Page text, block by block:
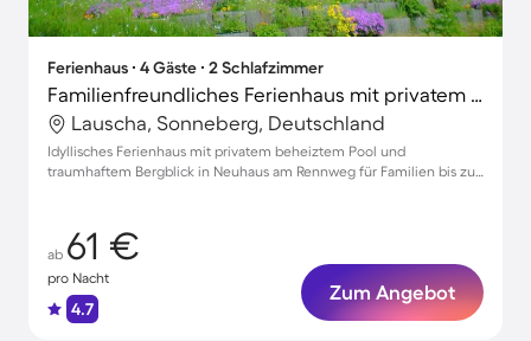
Ferienhaus ∙ 4 Gäste ∙ 2 Schlafzimmer
Familienfreundliches Ferienhaus mit privatem Pool, Garten und Grill | Bergblick
Lauscha, Sonneberg, Deutschland
Idyllisches Ferienhaus mit privatem beheiztem Pool und
traumhaftem Bergblick in Neuhaus am Rennweg für Familien bis zu
ab 61 €
pro Nacht
4.7
Zum Angebot